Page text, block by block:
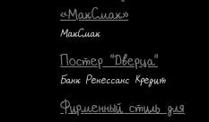
«МакСмак»
МакСмак
Постер "Дверца"
Банк Ренессанс Кредит
Фирменный стиль для